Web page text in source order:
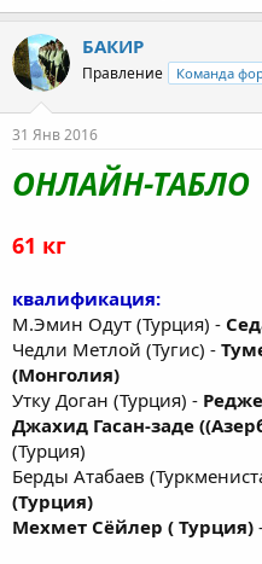
БАКИР
Правление Команда
31 Янв 2016
ОНЛАЙН-ТАБЛО
61 кг
квалификация:
М.Эмин Одут (Турция) -
Чедли Метлой (Тугис) -
(Монголия)
Утку Доган (Турция) -
Джахид Гасан-заде
(Турция)
Берды Атабаев
(Турция)
Мехмет Сёйлер ( Турция)